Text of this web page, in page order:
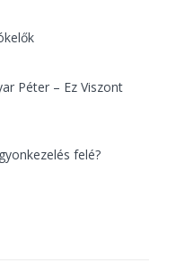
Péter – Ez Viszont
felé?